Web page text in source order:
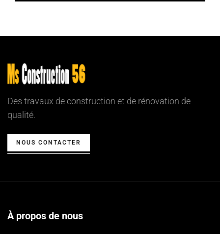
Des travaux de construction et de rénovation de
qualité.
NOUS CONTACTER
À propos de nous